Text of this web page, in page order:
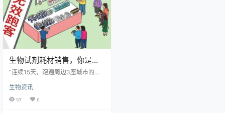
生物试剂耗材销售，你是否
也在经历“无效跑客”？
“连续15天，跑遍周边3座城市的科
十个PI（课题负责人）、采购专员，
样品送了好几批，可业绩报表依旧
生物资讯
57 0